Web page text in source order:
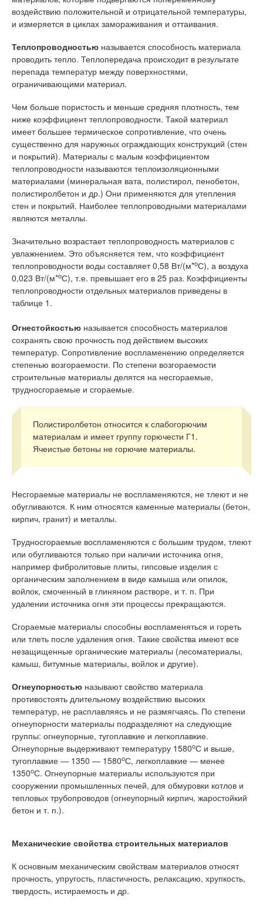
воздействию положительной и отрицательной температуры,
и измеряется в циклах замораживания и оттаивания.
Теплопроводностью называется способность материала
проводить тепло. Теплопередача происходит в результате
перепада температур между поверхностями,
ограничивающими материал.
Чем больше пористость и меньше средняя плотность, тем
ниже коэффициент теплопроводности. Такой материал
имеет большее термическое сопротивление, что очень
существенно для наружных ограждающих конструкций (стен
и покрытий). Материалы с малым коэффициентом
теплопроводности называются теплоизоляционными
материалами (минеральная вата, полистирол, пенобетон,
полистиролбетон и др.) Они применяются для утепления
стен и покрытий. Наиболее теплопроводными материалами
являются металлы.
Значительно возрастает теплопроводность материалов с
увлажнением. Это объясняется тем, что коэффициент
теплопроводности воды составляет 0,58 Вт/(м*оС), а воздуха
0,023 Вт/(м*оС), т.е. превышает его в 25 раз. Коэффициенты
теплопроводности отдельных материалов приведены в
таблице 1.
Огнестойкостью называется способность материалов
сохранять свою прочность под действием высоких
температур. Сопротивление воспламенению определяется
степенью возгораемости. По степени возгораемости
строительные материалы делятся на несгораемые,
трудносгораемые и сгораемые.
Полистиролбетон относится к слабогорючим
материалам и имеет группу горючести Г1.
Ячеистые бетоны не горючие материалы.
Несгораемые материалы не воспламеняются, не тлеют и не
обугливаются. К ним относятся каменные материалы (бетон,
кирпич, гранит) и металлы.
Трудносгораемые воспламеняются с большим трудом, тлеют
или обугливаются только при наличии источника огня,
например фибролитовые плиты, гипсовые изделия с
органическим заполнением в виде камыша или опилок,
войлок, смоченный в глиняном растворе, и т. п. При
удалении источника огня эти процессы прекращаются.
Сгораемые материалы способны воспламеняться и гореть
или тлеть после удаления огня. Такие свойства имеют все
незащищенные органические материалы (лесоматериалы,
камыш, битумные материалы, войлок и другие).
Огнеупорностью называют свойство материала
противостоять длительному воздействию высоких
температур, не расплавляясь и не размягчаясь. По степени
огнеупорности материалы подразделяют на следующие
группы: огнеупорные, тугоплавкие и легкоплавкие.
Огнеупорные выдерживают температуру 1580оС и выше,
тугоплавкие — 1350 — 1580оС, легкоплавкие — менее
1350оС. Огнеупорные материалы используются при
сооружении промышленных печей, для обмуровки котлов и
тепловых трубопроводов (огнеупорный кирпич, жаростойкий
бетон и т. п.).
Механические свойства строительных материалов
К основным механическим свойствам материалов относят
прочность, упругость, пластичность, релаксацию, хрупкость,
твердость, истираемость и др.